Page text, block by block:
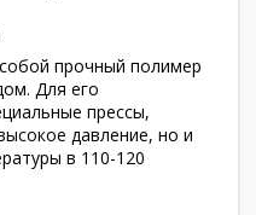
прочный полимер
Для его
прессы,
давление, но и
в 110-120